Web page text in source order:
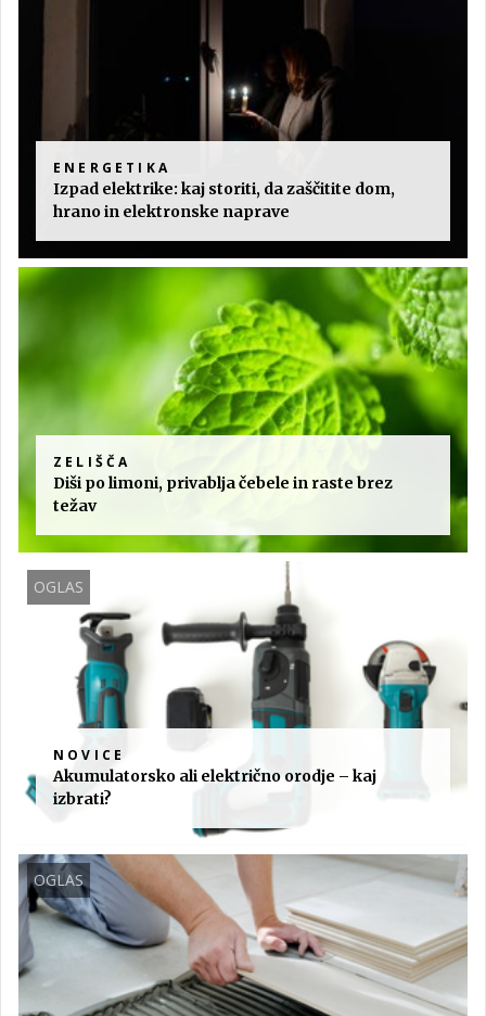
ENERGETIKA
Izpad elektrike: kaj storiti, da zaščitite dom,
hrano in elektronske naprave
ZELIŠČA
Diši po limoni, privablja čebele in raste brez
težav
OGLAS
NOVICE
Akumulatorsko ali električno orodje – kaj
izbrati?
OGLAS